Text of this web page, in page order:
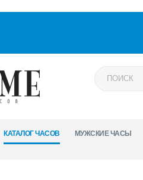
КАТАЛОГ ЧАСОВ МУЖСКИЕ ЧАСЫ